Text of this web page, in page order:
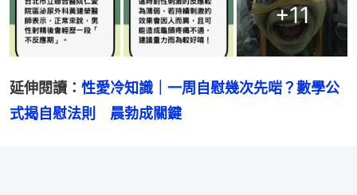
+11
延伸閱讀： 性愛冷知識｜一周自慰幾次先啱？數學公
式揭自慰法則　晨勃成關鍵